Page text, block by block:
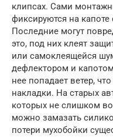
клипсах. Сами
фиксируются на
Последние могут
это, под них клеят
или самоклеящейся
дефлектором и
нее попадает ветер,
накладки. На старых
которых не слишком
можно замазать
потери мухобойки